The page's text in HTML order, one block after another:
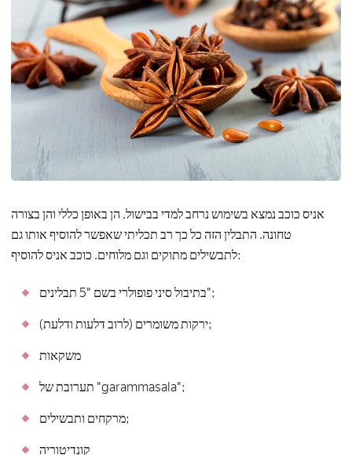
אניס כוכב נמצא בשימוש נרחב למדי בבישול, הן באופן כללי והן בצורה
טחונה. התבלין הזה כל כך רב תכליתי שאפשר להוסיף אותו גם
לתבשילים מתוקים וגם מלוחים. כוכב אניס להוסיף:
בתיבול סיני פופולרי בשם "5 תבלינים";
ירקות משומרים (לרוב דלעות ודלעת);
משקאות
תערובת של "garammasala";
מרקחים ותבשילים;
קונדיטוריה